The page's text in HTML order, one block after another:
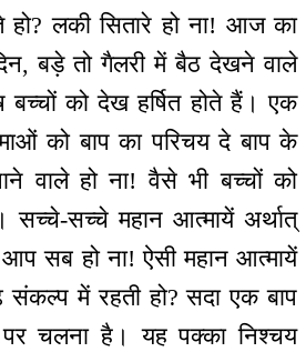
लकी सितारे हो ना! आज का
बड़े तो गैलरी में बैठ देखने वाले
बच्चों को देख हर्षित होते हैं। एक
को बाप का परिचय दे बाप के
वाले हो ना! वैसे भी बच्चों को
सच्चे-सच्चे महान आत्मायें अर्थात्
सब हो ना! ऐसी महान आत्मायें
में रहती हो? सदा एक बाप
चलना है। यह पक्का निश्चय